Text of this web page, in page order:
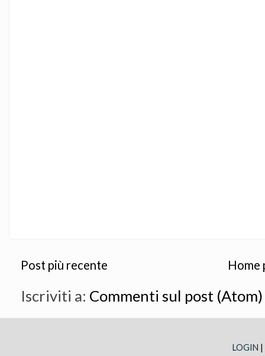
Post più recente Home
Iscriviti a: Commenti sul post (Atom)
LOGIN |